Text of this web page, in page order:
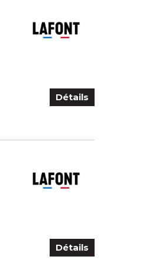
Détails
Détails